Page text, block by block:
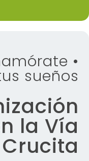
•
sueños
la Vía